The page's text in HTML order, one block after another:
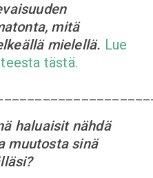
mitä
mielellä. Lue
tästä.
haluaisit nähdä
muutosta sinä